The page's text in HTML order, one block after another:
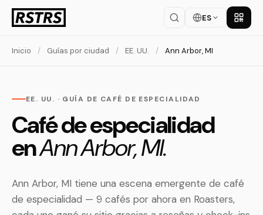
ES
Inicio / Guías por ciudad / EE. UU. / Ann Arbor, MI
EE. UU. · GUÍA DE CAFÉ DE ESPECIALIDAD
Café de especialidad
enAnn Arbor, MI.
Ann Arbor, MI tiene una escena emergente de café
de especialidad — 9 cafés por ahora en Roasters,